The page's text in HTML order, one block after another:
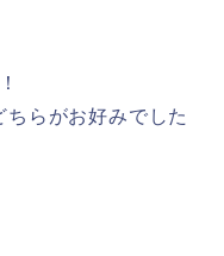
らがお好みでした